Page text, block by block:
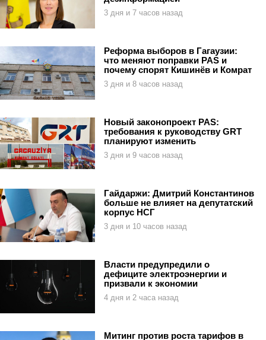
3 дня и 7 часов назад
Реформа выборов в Гагаузии:
что меняют поправки PAS и
почему спорят Кишинёв и Комрат
3 дня и 8 часов назад
Новый законопроект PAS:
требования к руководству GRT
планируют изменить
3 дня и 9 часов назад
Гайдаржи: Дмитрий Константинов
больше не влияет на депутатский
корпус НСГ
3 дня и 10 часов назад
Власти предупредили о
дефиците электроэнергии и
призвали к экономии
4 дня и 2 часа назад
Митинг против роста тарифов в